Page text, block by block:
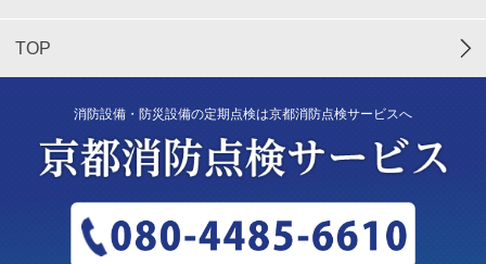
TOP
消防設備・防災設備の定期点検は京都消防点検サービスへ